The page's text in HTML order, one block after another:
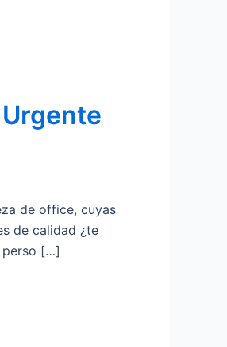
de office, cuyas
de calidad ¿te
perso […]